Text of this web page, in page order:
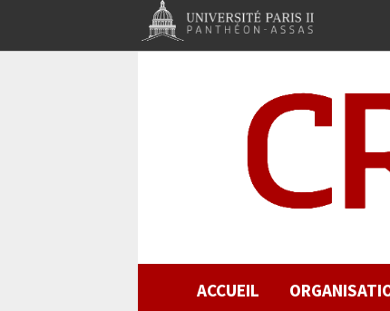
ACCUEIL